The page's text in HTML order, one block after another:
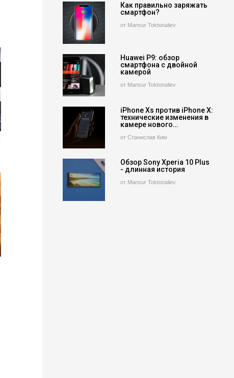
Как правильно заряжать
смартфон?
от Mansur Toktonaliev
Huawei P9: обзор
смартфона с двойной
камерой
от Mansur Toktonaliev
iPhone Xs против iPhone X:
технические изменения в
камере нового…
от Станислав Ким
Обзор Sony Xperia 10 Plus
- длинная история
от Mansur Toktonaliev